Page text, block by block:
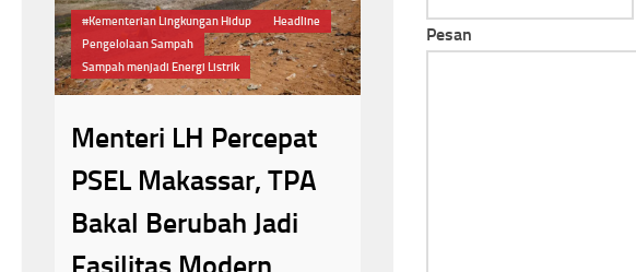
Pesan
Lingkungan Hidup
Headline
Sampah
menjadi Energi Listrik
LH Percepat
Makassar, TPA
Berubah Jadi
Ganda putra Malaysia
Headline
Korea Masters 2026
Turnamen BWF Super 300
Empat Wakil Malaysia
Tumbang di Korea